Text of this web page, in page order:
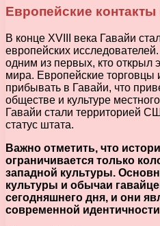
Европейские
В конце XVIII века Гавайи
европейских
одним из первых, кто открыл
мира. Европейские торговцы
прибывать в Гавайи, что
обществе и культуре
Гавайи стали территорией
статус штата.
Важно отметить, что
ограничивается только
западной культуры.
культуры и обычаи
сегодняшнего дня, и они
современной